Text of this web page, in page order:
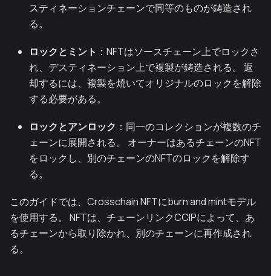
スティネーションチェーンで同等のものが鋳造され
る。
ロックとミント ：NFTはソースチェーン上でロックさ
れ、デスティネーション上で複製が鋳造される。 返
却するには、複製を焼いてオリジナルのロックを解除
する必要がある。
ロックとアンロック ：同一のコレクションが複数のチ
ェーンに展開される。 オーナーはあるチェーンのNFT
をロックし、別のチェーンのNFTのロックを解除す
る。
このガイドでは、Crosschain NFTにburn and mintモデル
を使用する。 NFTは、チェーンリンクCCIPによって、あ
るチェーンから取り除かれ、別のチェーンに再作成され
る。